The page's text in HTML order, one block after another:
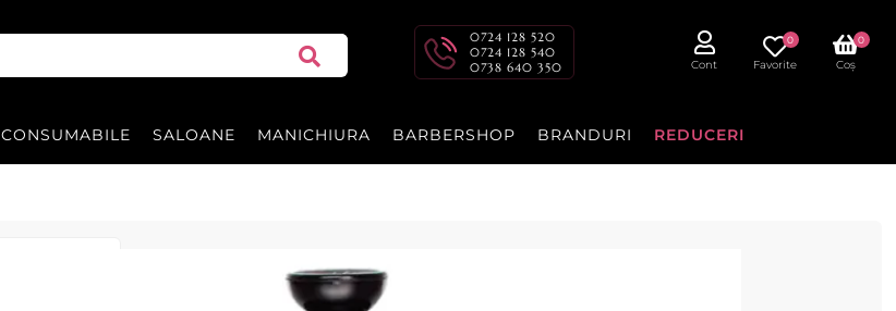
0724 128 520
0724 128 540
0738 640 350
Cont Favorite
0
Coș
0
CONSUMABILE SALOANE MANICHIURA BARBERSHOP BRANDURI REDUCERI
Incalzitor ceara 2500ml - Starpil